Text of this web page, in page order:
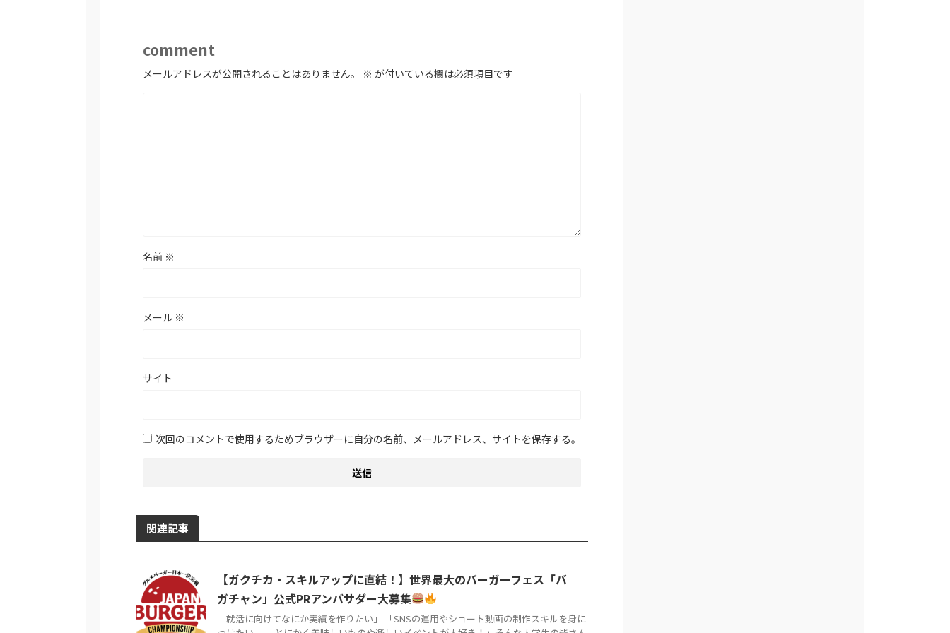
comment
メールアドレスが公開されることはありません。 ※ が付いている欄は必須項目です
名前 ※
メール ※
サイト
次回のコメントで使用するためブラウザーに自分の名前、メールアドレス、サイトを保存する。
関連記事
【ガクチカ・スキルアップに直結！】世界最大のバーガーフェス「バ
ガチャン」公式PRアンバサダー大募集
「就活に向けてなにか実績を作りたい」 「SNSの運用やショート動画の制作スキルを身に